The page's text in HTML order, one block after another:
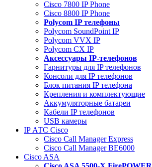
Cisco 7800 IP Phone
Cisco 8800 IP Phone
Polycom IP телефоны
Polycom SoundPoint IP
Polycom VVX IP
Polycom CX IP
Аксессуары IP-телефонов
Гарнитуры для IP телефонов
Консоли для IP телефонов
Блок питания IP телефона
Крепления и комплектующие
Аккумуляторные батареи
Кабели IP телефонов
USB камеры
IP АТС Cisco
Cisco Call Manager Express
Cisco Call Manager BE6000
Cisco ASA